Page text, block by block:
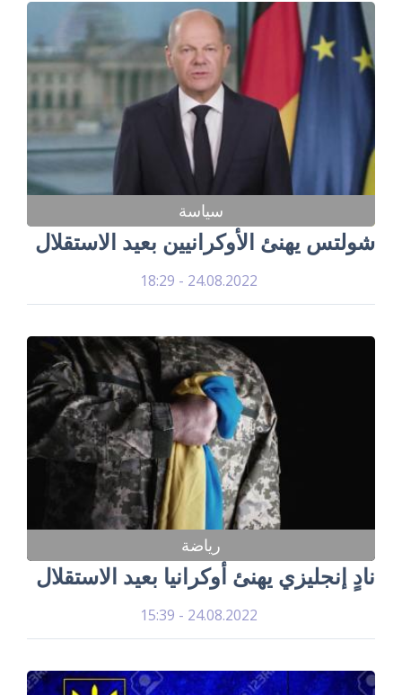
سياسة
شولتس يهنئ الأوكرانيين بعيد الاستقلال
24.08.2022 - 18:29
رياضة
نادٍ إنجليزي يهنئ أوكرانيا بعيد الاستقلال
24.08.2022 - 15:39